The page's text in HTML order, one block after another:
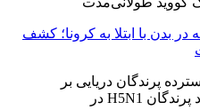
بدن با ابتلا به کرونا؛ کشف